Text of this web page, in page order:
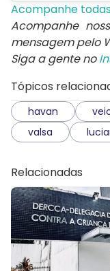
Acompanhe
Acompanhe
mensagem pelo
Siga a gente no
Tópicos
havan
valsa
Relacionadas